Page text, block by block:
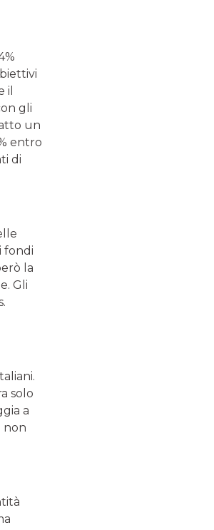
il
gli
un
entro
di
fondi
la
Gli
solo
a
non